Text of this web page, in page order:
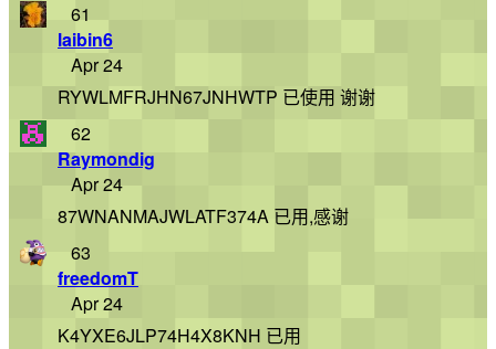
61
laibin6
Apr 24
RYWLMFRJHN67JNHWTP 已使用 谢谢
62
Raymondig
Apr 24
87WNANMAJWLATF374A 已用,感谢
63
freedomT
Apr 24
K4YXE6JLP74H4X8KNH 已用